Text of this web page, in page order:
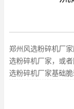
郑州风选粉碎机厂
选粉碎机厂家，或
选粉碎机厂家基础